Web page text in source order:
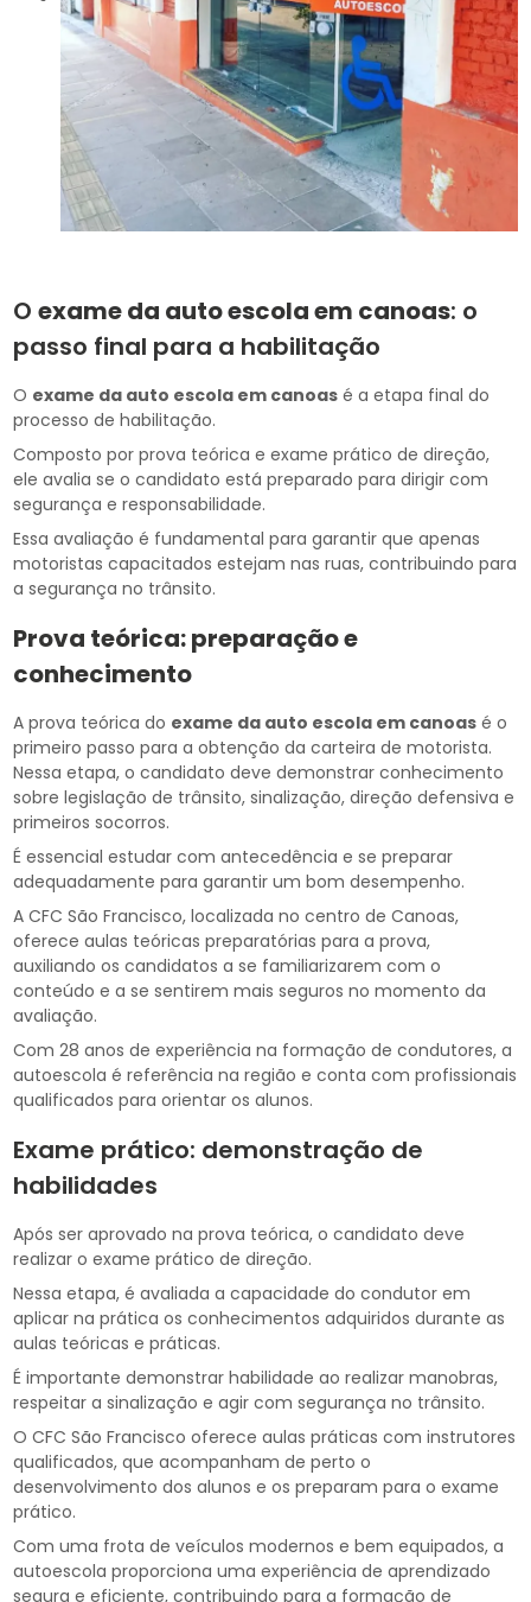
Oexame da auto escola em canoas: o
passo final para a habilitação
O exame da auto escola em canoas é a etapa final do
processo de habilitação.
Composto por prova teórica e exame prático de direção,
ele avalia se o candidato está preparado para dirigir com
segurança e responsabilidade.
Essa avaliação é fundamental para garantir que apenas
motoristas capacitados estejam nas ruas, contribuindo para
a segurança no trânsito.
Prova teórica: preparação e
conhecimento
A prova teórica do exame da auto escola em canoas é o
primeiro passo para a obtenção da carteira de motorista.
Nessa etapa, o candidato deve demonstrar conhecimento
sobre legislação de trânsito, sinalização, direção defensiva e
primeiros socorros.
É essencial estudar com antecedência e se preparar
adequadamente para garantir um bom desempenho.
A CFC São Francisco, localizada no centro de Canoas,
oferece aulas teóricas preparatórias para a prova,
auxiliando os candidatos a se familiarizarem com o
conteúdo e a se sentirem mais seguros no momento da
avaliação.
Com 28 anos de experiência na formação de condutores, a
autoescola é referência na região e conta com profissionais
qualificados para orientar os alunos.
Exame prático: demonstração de
habilidades
Após ser aprovado na prova teórica, o candidato deve
realizar o exame prático de direção.
Nessa etapa, é avaliada a capacidade do condutor em
aplicar na prática os conhecimentos adquiridos durante as
aulas teóricas e práticas.
É importante demonstrar habilidade ao realizar manobras,
respeitar a sinalização e agir com segurança no trânsito.
O CFC São Francisco oferece aulas práticas com instrutores
qualificados, que acompanham de perto o
desenvolvimento dos alunos e os preparam para o exame
prático.
Com uma frota de veículos modernos e bem equipados, a
autoescola proporciona uma experiência de aprendizado
segura e eficiente, contribuindo para a formação de